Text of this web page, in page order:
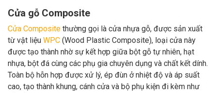
Cửa gỗ Composite
Cửa Composite thường gọi là cửa nhựa gỗ, được sản xuất
từ vật liệu WPC (Wood Plastic Composite), loại cửa này
được tạo thành nhờ sự kết hợp giữa bột gỗ tự nhiên, hạt
nhựa, bột đá cùng các phụ gia chuyên dụng và chất kết dính.
Toàn bộ hỗn hợp được xử lý, ép đùn ở nhiệt độ và áp suất
cao, tạo thành khung, cánh cửa và bộ phụ kiện đi kèm như